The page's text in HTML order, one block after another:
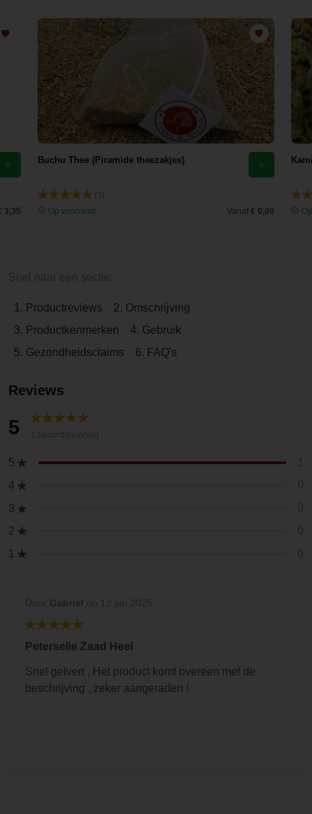
3,35
Buchu Thee (Piramide theezakjes)
Op voorraad
Vanaf € 0,00
1. Productreviews
2. Omschrijving
3. Productkenmerken
4. Gebruik
5. Gezondheidsclaims
6. FAQ's
Reviews
5
5
4
3
2
1
Peterselie Zaad Heel
Snel gelvert , Het product komt overeen met de
beschrijving , zeker aangeraden !